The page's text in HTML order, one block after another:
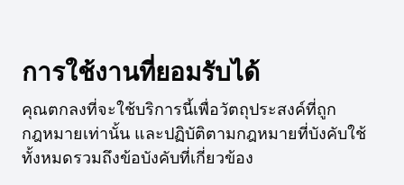
การใช้งานที่ยอมรับได้
คุณตกลงที่จะใช้บริการนี้เพื่อวัตถุประสงค์ที่ถูก
กฎหมายเท่านั้น และปฏิบัติตามกฎหมายที่บังคับใช้
ทั้งหมดรวมถึงข้อบังคับที่เกี่ยวข้อง